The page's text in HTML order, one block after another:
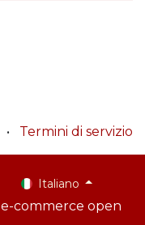
• Termini di servizio
Italiano
e-commerce open